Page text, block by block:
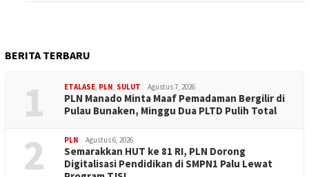
BERITA TERBARU
1 ETALASE PLN SULUT Agustus 7, 2026
PLN Manado Minta Maaf Pemadaman Bergilir di
Pulau Bunaken, Minggu Dua PLTD Pulih Total
2 PLN Agustus 6, 2026
Semarakkan HUT ke 81 RI, PLN Dorong
Digitalisasi Pendidikan di SMPN1 Palu Lewat